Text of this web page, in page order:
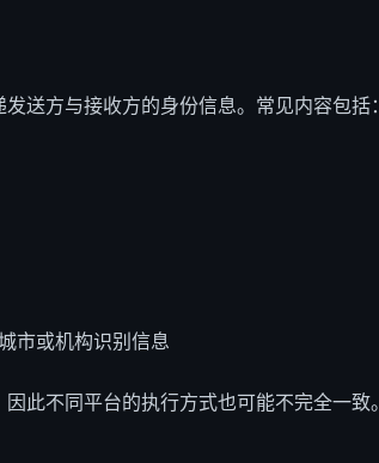
送方与接收方的身份信息。常见内容包括：
市或机构识别信息
此不同平台的执行方式也可能不完全一致。